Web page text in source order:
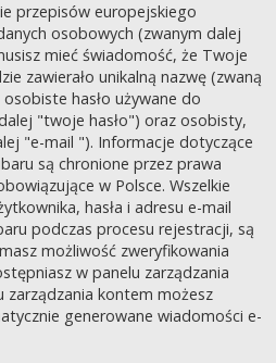
przepisów europejskiego
osobowych (zwanym dalej
mieć świadomość, że Twoje
zawierało unikalną nazwę (zwaną
hasło używane do
"twoje hasło") oraz osobisty,
"e-mail "). Informacje dotyczące
są chronione przez prawa
w Polsce. Wszelkie
hasła i adresu e-mail
podczas procesu rejestracji, są
możliwość zweryfikowania
w panelu zarządzania
kontem możesz
generowane wiadomości e-